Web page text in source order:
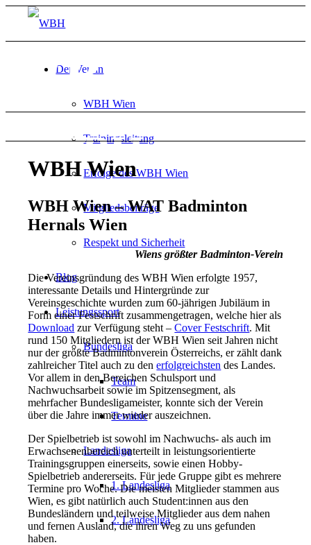
Der Verein
WBH Wien
Trainingsleitung
Erfolge des WBH Wien
Mitgliedsbeiträge
Respekt und Sicherheit
Blog
Leistungssport
Bundesliga
Team
Termine
Landesliga
1. Landesliga
2. Landesliga
WBH Wien
WiensWBH Wien
WBH Wien
WBH Wien – WAT Badminton
Hernals Wien
Wiens größter Badminton-Verein
Die Vereinsgründung des WBH Wien erfolgte 1957,
interessante Details und Hintergründe zur
Vereinsgeschichte wurden zum 60-jährigen Jubiläum in
Form einer Festschrift zusammengetragen, welche hier als
Download zur Verfügung steht –Cover Festschrift. Mit
rund 150 Mitgliedern ist der WBH Wien seit Jahren nicht
nur der größte Badmintonverein Österreichs, er zählt dank
zahlreicher Titel auch zu denerfolgreichsten des Landes.
Vor allem in den Bereichen Schulsport und
Nachwuchsarbeit sowie im Spitzensegment, als
mehrfacher Bundesligameister, konnte sich der Verein
über die Jahre immer wieder auszeichnen.
Der Spielbetrieb ist sowohl im Nachwuchs- als auch im
Erwachsenenbereich unterteilt in leistungsorientierte
Trainingsgruppen einerseits, sowie einen Hobby-
Spielbetrieb andererseits. Für jede Gruppe gibt es mehrere
Termine pro Woche. Die meisten Mitglieder stammen aus
Wien, es gibt natürlich auch Student:innen aus den
Bundesländern und teilweise Mitglieder aus dem nahen
und fernen Ausland, die ihren Weg zu uns gefunden
haben.